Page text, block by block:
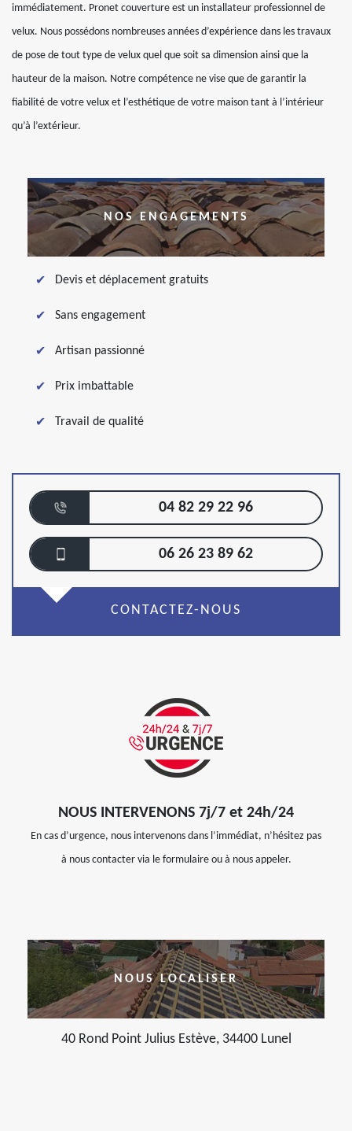
immédiatement. Pronet couverture est un installateur professionnel de
velux. Nous possédons nombreuses années d’expérience dans les travaux
de pose de tout type de velux quel que soit sa dimension ainsi que la
hauteur de la maison. Notre compétence ne vise que de garantir la
fiabilité de votre velux et l’esthétique de votre maison tant à l’intérieur
qu’à l’extérieur.
NOS ENGAGEMENTS
Devis et déplacement gratuits
Sans engagement
Artisan passionné
Prix imbattable
Travail de qualité
04 82 29 22 96
06 26 23 89 62
CONTACTEZ-NOUS
NOUS INTERVENONS 7j/7 et 24h/24
En cas d’urgence, nous intervenons dans l’immédiat, n’hésitez pas
à nous contacter via le formulaire ou à nous appeler.
NOUS LOCALISER
40 Rond Point Julius Estève, 34400 Lunel